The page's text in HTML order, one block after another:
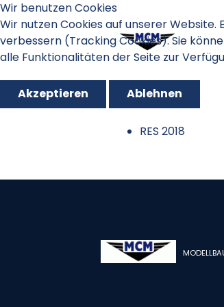
RES 2018
Wir benutzen Cookies
Wir nutzen Cookies auf unserer Website.
verbessern (Tracking Cookies). Sie
alle Funktionalitäten der Seite zur
Akzeptieren
Ablehnen